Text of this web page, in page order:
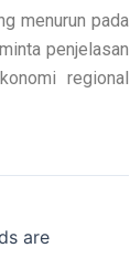
menurun pada
penjelasan
regional
are